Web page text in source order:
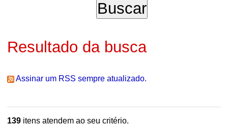
Resultado da busca
Assinar um RSS sempre atualizado.
139itens atendem ao seu critério.